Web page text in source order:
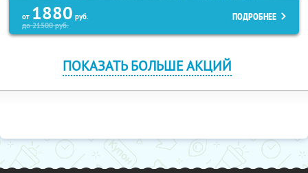
от 1880 руб.
до21500руб.
ПОДРОБНЕЕ
ПОКАЗАТЬ БОЛЬШЕ АКЦИЙ